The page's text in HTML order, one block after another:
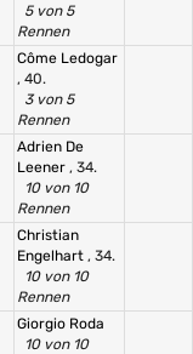
5 von 5
Rennen
Côme Ledogar
, 40.
3 von 5
Rennen
Adrien De
Leener , 34.
10 von 10
Rennen
Christian
Engelhart , 34.
10 von 10
Rennen
Giorgio Roda
10 von 10